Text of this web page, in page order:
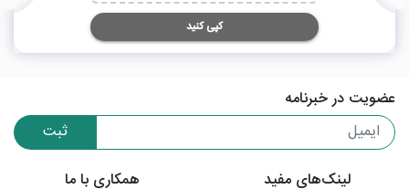
کپی کنید
عضویت در خبرنامه
ثبت
لینک‌های مفید
همکاری با ما